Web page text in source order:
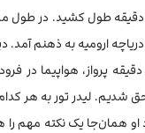
طول کشید. در طول
ارومیه به ذهنم
پرواز، هواپیما در
شدیم. لیدر تور به هر
همان‌جا یک نکته مهم را